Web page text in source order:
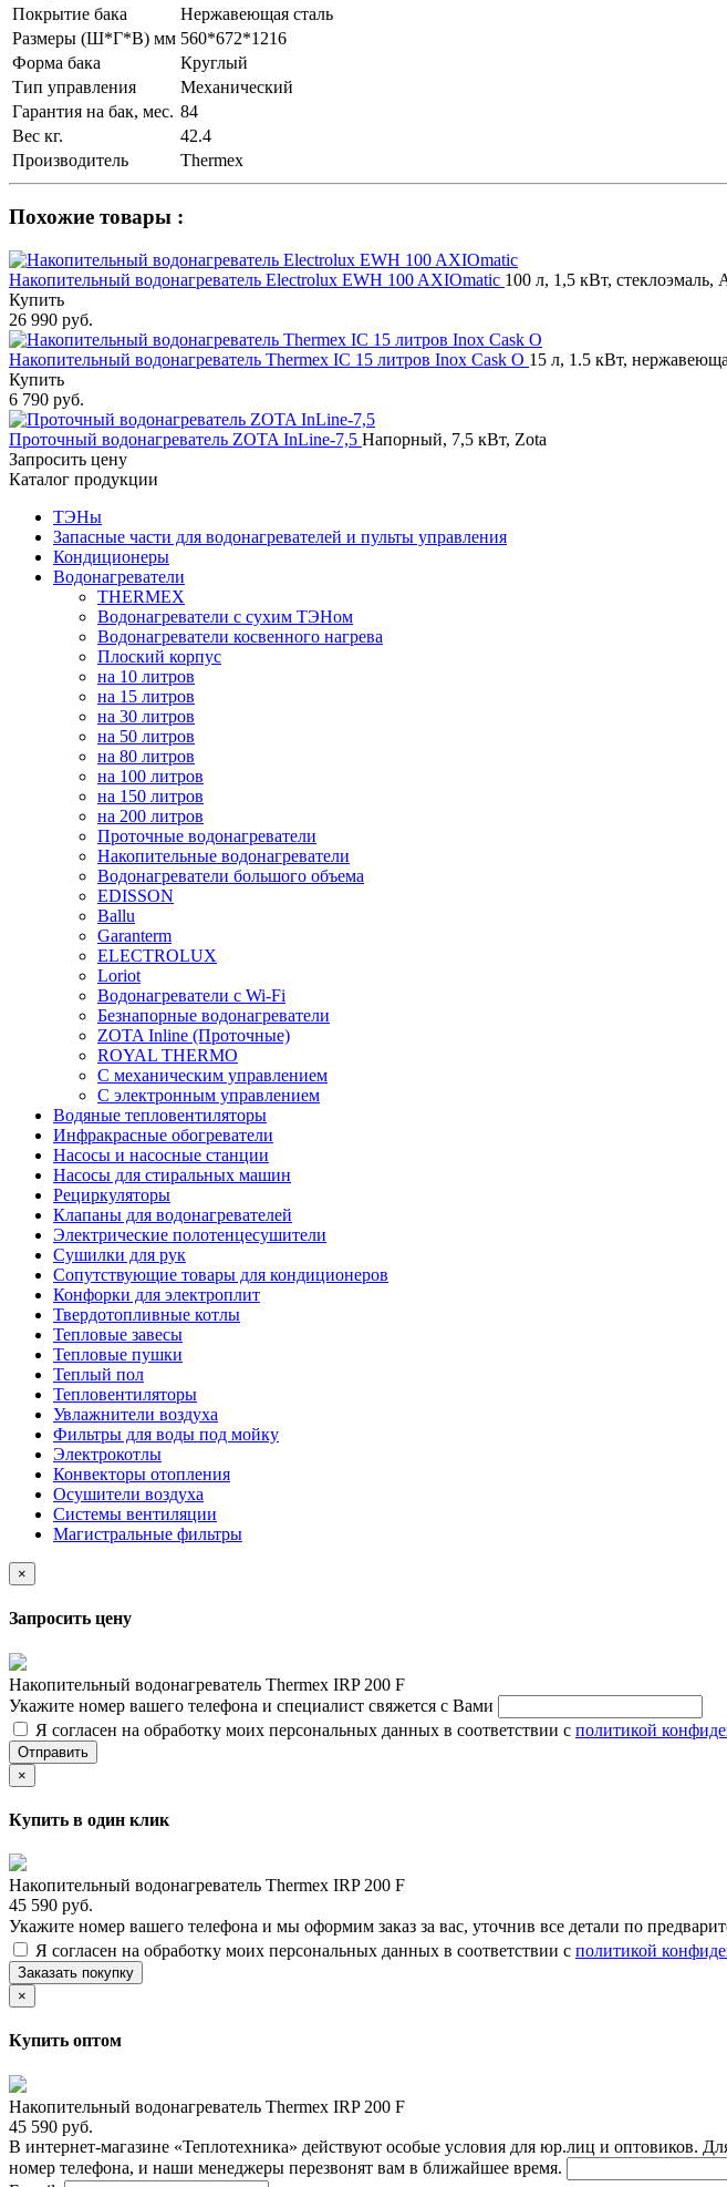
Покрытие бака
Нержавеющая сталь
Размеры (Ш*Г*В) мм 560*672*1216
Форма бака
Круглый
Тип управления
Механический
Гарантия на бак, мес. 84
Вес кг.
42.4
Производитель
Thermex
Похожие товары :
Накопительный водонагреватель Electrolux EWH 100 AXIOmatic 100 л, 1,5 кВт, стеклоэмаль,
Купить
26 990 руб.
Накопительный водонагреватель Thermex IC 15 литров Inox Cask O 15 л, 1.5 кВт,
Купить
6 790 руб.
Проточный водонагреватель ZOTA InLine-7,5 Напорный, 7,5 кВт, Zota
Запросить цену
Каталог продукции
ТЭНы
Запасные части для водонагревателей и пульты управления
Кондиционеры
Водонагреватели
THERMEX
Водонагреватели с сухим ТЭНом
Водонагреватели косвенного нагрева
Плоский корпус
на 10 литров
на 15 литров
на 30 литров
на 50 литров
на 80 литров
на 100 литров
на 150 литров
на 200 литров
Проточные водонагреватели
Накопительные водонагреватели
Водонагреватели большого объема
EDISSON
Ballu
Garanterm
ELECTROLUX
Loriot
Водонагреватели с Wi-Fi
Безнапорные водонагреватели
ZOTA Inline (Проточные)
ROYAL THERMO
С механическим управлением
С электронным управлением
Водяные тепловентиляторы
Инфракрасные обогреватели
Насосы и насосные станции
Насосы для стиральных машин
Рециркуляторы
Клапаны для водонагревателей
Электрические полотенцесушители
Сушилки для рук
Сопутствующие товары для кондиционеров
Конфорки для электроплит
Твердотопливные котлы
Тепловые завесы
Тепловые пушки
Теплый пол
Тепловентиляторы
Увлажнители воздуха
Фильтры для воды под мойку
Электрокотлы
Конвекторы отопления
Осушители воздуха
Системы вентиляции
Магистральные фильтры
×
Запросить цену
Накопительный водонагреватель Thermex IRP 200 F
Укажите номер вашего телефона и специалист свяжется с Вами
Я согласен на обработку моих персональных данных в соответствии с политикой
Отправить
×
Купить в один клик
Накопительный водонагреватель Thermex IRP 200 F
45 590 руб.
Укажите номер вашего телефона и мы оформим заказ за вас, уточнив все детали по
Я согласен на обработку моих персональных данных в соответствии с политикой
Заказать покупку
×
Купить оптом
Накопительный водонагреватель Thermex IRP 200 F
45 590 руб.
В интернет-магазине «Теплотехника» действуют особые условия для юр.лиц и оптовиков.
номер телефона, и наши менеджеры перезвонят вам в ближайшее время.